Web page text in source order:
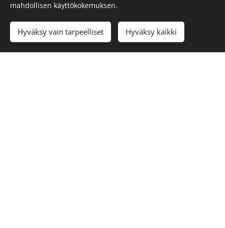
toimisto@kaana.fi
mahdollisen käyttökokemuksen.
Hyväksy vain tarpeelliset Hyväksy kaikki